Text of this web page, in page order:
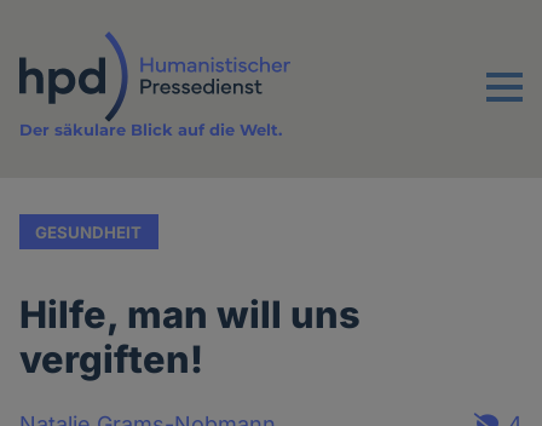
Inhalt
Menu
Der säkulare Blick auf die Welt.
GESUNDHEIT
Hilfe, man will uns
vergiften!